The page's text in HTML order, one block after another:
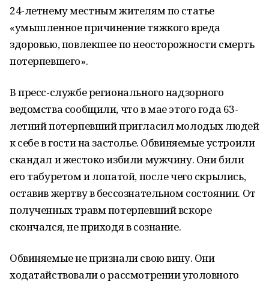
24-летнему местным жителям по статье
«умышленное причинение тяжкого вреда
здоровью, повлекшее по неосторожности смерть
потерпевшего».
В пресс-службе регионального надзорного
ведомства сообщили, что в мае этого года 63-
летний потерпевший пригласил молодых людей
к себе в гости на застолье. Обвиняемые устроили
скандал и жестоко избили мужчину. Они били
его табуретом и лопатой, после чего скрылись,
оставив жертву в бессознательном состоянии. От
полученных травм потерпевший вскоре
скончался, не приходя в сознание.
Обвиняемые не признали свою вину. Они
ходатайствовали о рассмотрении уголовного